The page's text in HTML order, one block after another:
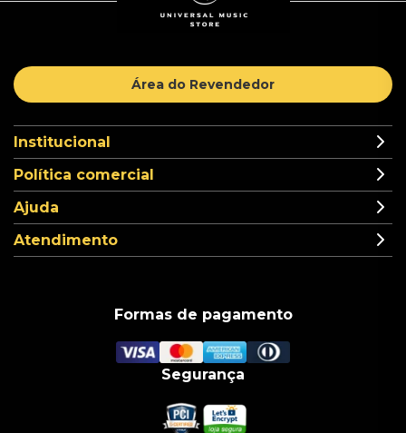
Área do Revendedor
Institucional
Política comercial
Ajuda
Atendimento
Formas de pagamento
Segurança